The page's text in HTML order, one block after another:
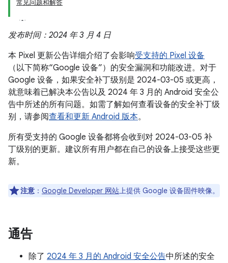
常见问题和解答
发布时间：2024 年 3 月 4 日
本 Pixel 更新公告详细介绍了会影响受支持的 Pixel 设备
（以下简称“Google 设备”）的安全漏洞和功能改进。对于
Google 设备，如果安全补丁级别是 2024-03-05 或更高，
就意味着已解决本公告以及 2024 年 3 月的 Android 安全公
告中所述的所有问题。如需了解如何查看设备的安全补丁级
别，请参阅查看和更新 Android 版本。
所有受支持的 Google 设备都将会收到对 2024-03-05 补
丁级别的更新。建议所有用户都在自己的设备上接受这些更
新。
注意 ： Google Developer 网站上提供 Google 设备固件映像。
通告
除了 2024 年 3 月的 Android 安全公告中所述的安全